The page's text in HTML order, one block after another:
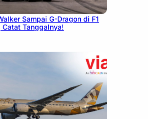
Sampai G-Dragon di F1
Catat Tanggalnya!